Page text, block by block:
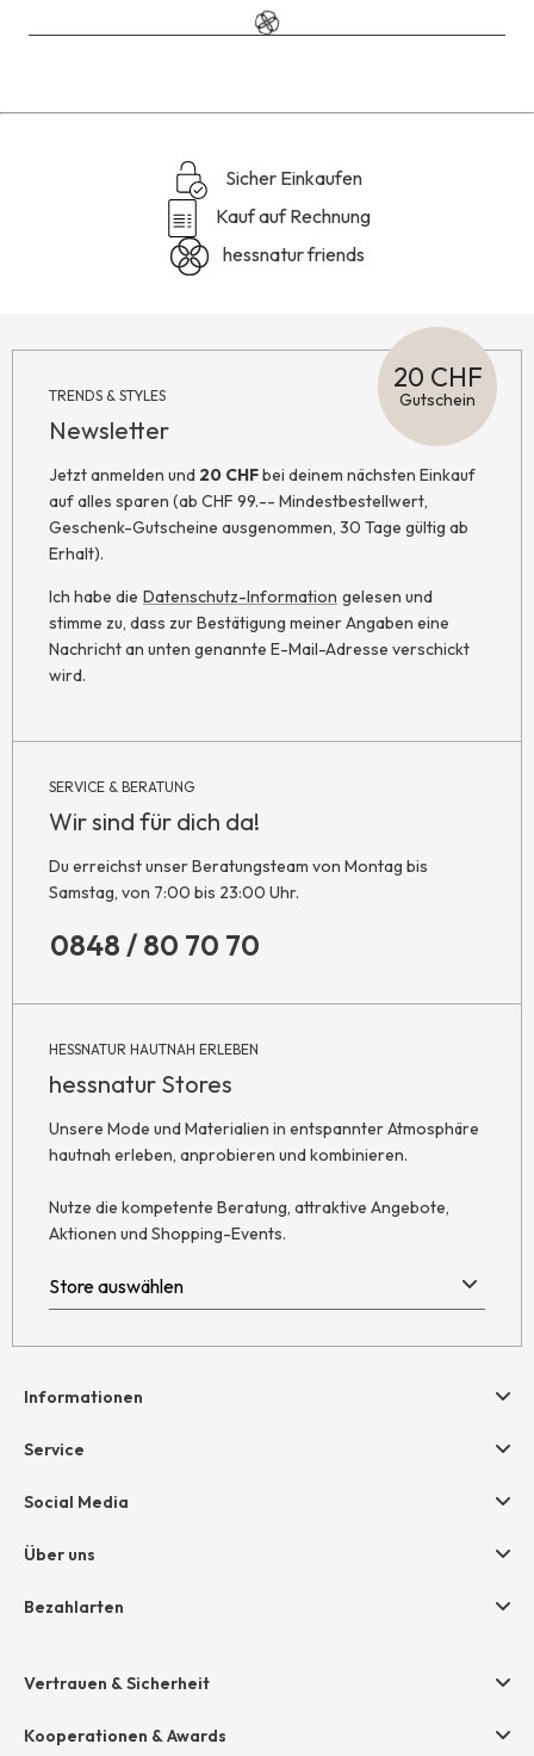
Reviews
Sicher Einkaufen
Kauf auf Rechnung
hessnatur friends
TRENDS & STYLES
Newsletter
20 CHF
Gutschein
Jetzt anmelden und 20 CHFbei deinem nächsten Einkauf
auf alles sparen (ab CHF 99.-- Mindestbestellwert,
Geschenk-Gutscheine ausgenommen, 30 Tage gültig ab
Erhalt).
Ich habe die Datenschutz-Information gelesen und
stimme zu, dass zur Bestätigung meiner Angaben eine
Nachricht an unten genannte E-Mail-Adresse verschickt
wird.
SERVICE & BERATUNG
Wir sind für dich da!
Du erreichst unser Beratungsteam von Montag bis
Samstag, von 7:00 bis 23:00 Uhr.
0848 / 80 70 70
HESSNATUR HAUTNAH ERLEBEN
hessnatur Stores
Unsere Mode und Materialien in entspannter Atmosphäre
hautnah erleben, anprobieren und kombinieren.
Nutze die kompetente Beratung, attraktive Angebote,
Aktionen und Shopping-Events.
Informationen
Hilfe & Kontakt
AGB
Widerruf
Impressum
Service
Geschenkgutscheine
Größentabelle
Social Media
Über uns
Unternehmen
Bezahlarten
Amazon Pay
Vertrauen & Sicherheit
Kooperationen & Awards